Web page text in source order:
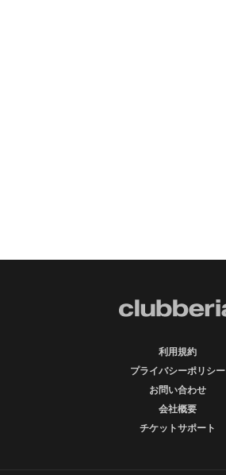
利用規約
プライバシーポリシー
お問い合わせ
会社概要
チケットサポート